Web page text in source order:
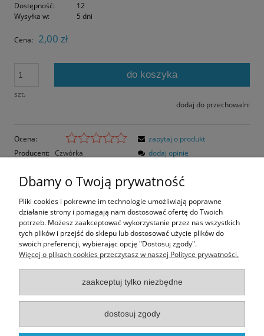
Dostępność:
12
Wysyłka w:
5 dni
Cena: 2,00 zł
szt.
do koszyka
dodaj do przechowalni
Ocena:
Producent: Czwórka
zapytaj o produkt
dodaj opinię
Opis
Opinie o produkcie (0)
Rozmiar pocztówki: 14,8x10,5 cm
Informacje
Moje konto
Dbamy o Twoją prywatność
Pliki cookies i pokrewne im technologie umożliwiają poprawne
działanie strony i pomagają nam dostosować ofertę do Twoich
potrzeb. Możesz zaakceptować wykorzystanie przez nas wszystkich
tych plików i przejść do sklepu lub dostosować użycie plików do
swoich preferencji, wybierając opcję "Dostosuj zgody".
Więcej o plikach cookies przeczytasz w naszej Polityce prywatności.
zaakceptuj tylko niezbędne
dostosuj zgody